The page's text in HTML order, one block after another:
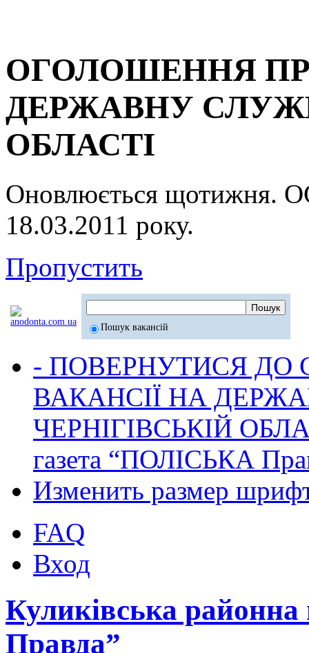
ОГОЛОШЕННЯ
ДЕРЖАВНУ
ОБЛАСТІ
Оновлюється
18.03.2011 року.
Пропустить
Пошук вакансій
- ПОВЕРНУТИСЯ ДО
ВАКАНСІЇ НА
ЧЕРНІГІВСЬКІЙ
газета “ПОЛІСЬКА
Изменить размер
FAQ
Вход
Куликівська
Правда”